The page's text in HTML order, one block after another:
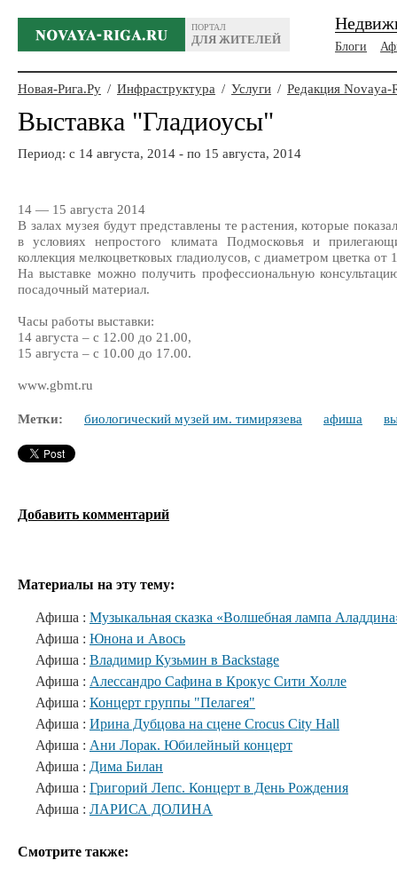
ПОРТАЛ
ДЛЯ ЖИТЕЛЕЙ
Блоги
Новая-Рига.Ру / Инфраструктура / Услуги / Редакция Novaya-
Выставка "Гладиоусы"
Период: c 14 августа, 2014 - по 15 августа, 2014
14 — 15 августа 2014
В залах музея будут представлены те растения, которые
в условиях непростого климата Подмосковья и
коллекция мелкоцветковых гладиолусов, с диаметром цветка от
На выставке можно получить профессиональную
посадочный материал.
Часы работы выставки:
14 августа – с 12.00 до 21.00,
15 августа – с 10.00 до 17.00.
www.gbmt.ru
Метки: биологический музей им. тимирязева афиша
Добавить комментарий
Материалы на эту тему:
Афиша : Музыкальная сказка «Волшебная лампа
Афиша : Юнона и Авось
Афиша : Владимир Кузьмин в Backstage
Афиша : Алессандро Сафина в Крокус Сити Холле
Афиша : Концерт группы "Пелагея"
Афиша : Ирина Дубцова на сцене Crocus City Hall
Афиша : Ани Лорак. Юбилейный концерт
Афиша : Дима Билан
Афиша : Григорий Лепс. Концерт в День Рождения
Афиша : ЛАРИСА ДОЛИНА
Смотрите также: